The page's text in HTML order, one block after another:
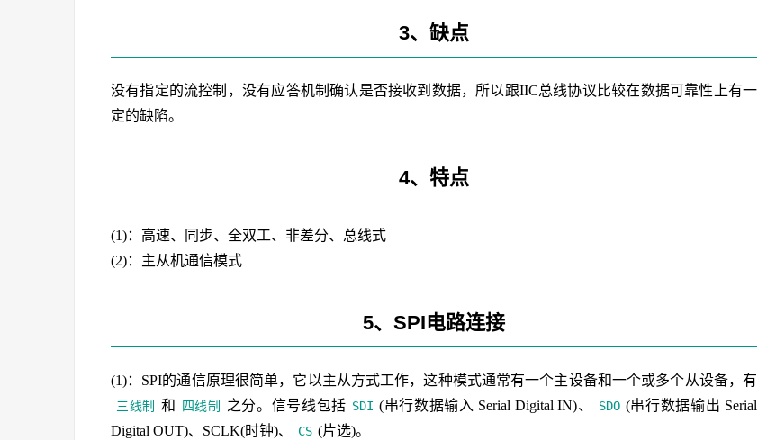
3、缺点
没有指定的流控制，没有应答机制确认是否接收到数据，所以跟IIC总线协议比较在数据可靠性上有一
定的缺陷。
4、特点
(1)：高速、同步、全双工、非差分、总线式
(2)：主从机通信模式
5、SPI电路连接
(1)：SPI的通信原理很简单，它以主从方式工作，这种模式通常有一个主设备和一个或多个从设备，有
三线制 和 四线制 之分。信号线包括 SDI (串行数据输入 Serial Digital IN)、 SDO (串行数据输出 Serial
Digital OUT)、SCLK(时钟)、
CS (片选)。